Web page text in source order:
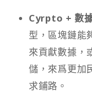
Cyrpto + 數據
型，區塊鏈能
來貢獻數據，
儲，來爲更加
求鋪路。